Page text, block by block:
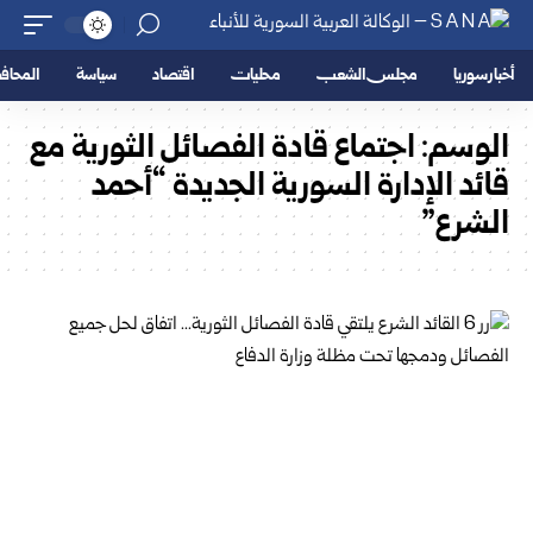
أخبار سوريا مجلس الشعب محليات اقتصاد سياسة
الوسم:اجتماع قادة الفصائل الثورية مع
قائد الإدارة السورية الجديدة “أحمد
الشرع”